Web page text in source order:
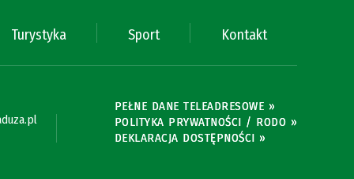
Turystyka Sport Kontakt
PEŁNE DANE TELEADRESOWE »
POLITYKA PRYWATNOŚCI / RODO »
DEKLARACJA DOSTĘPNOŚCI »